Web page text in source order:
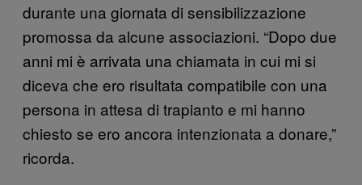
durante una giornata di sensibilizzazione
promossa da alcune associazioni. “Dopo due
anni mi è arrivata una chiamata in cui mi si
diceva che ero risultata compatibile con una
persona in attesa di trapianto e mi hanno
chiesto se ero ancora intenzionata a donare,”
ricorda.